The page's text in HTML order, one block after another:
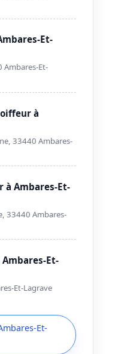
Et-
Ambares-Et-
à
33440 Ambares-
à Ambares-Et-
33440 Ambares-
Ambares-Et-
Et-Lagrave
Et-